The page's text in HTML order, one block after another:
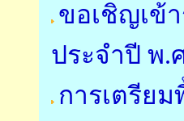
ขอเชิญเข้
ประจำปี พ
การเตรีย